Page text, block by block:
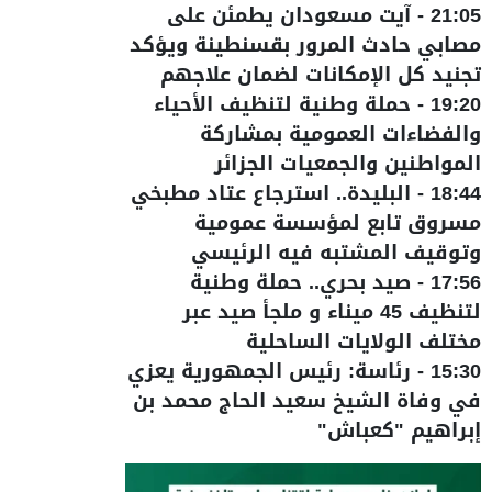
21:05
-آيت مسعودان يطمئن على
مصابي حادث المرور بقسنطينة ويؤكد
تجنيد كل الإمكانات لضمان علاجهم
19:20
- حملة وطنية لتنظيف الأحياء
والفضاءات العمومية بمشاركة
المواطنين والجمعيات الجزائر
18:44
- البليدة.. استرجاع عتاد مطبخي
مسروق تابع لمؤسسة عمومية
وتوقيف المشتبه فيه الرئيسي
17:56
- صيد بحري.. حملة وطنية
لتنظيف 45 ميناء و ملجأ صيد عبر
مختلف الولايات الساحلية
15:30
- رئاسة: رئيس الجمهورية يعزي
في وفاة الشيخ سعيد الحاج محمد بن
إبراهيم "كعباش"